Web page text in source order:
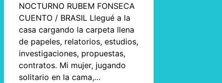
NOCTURNO RUBEM FONSECA
CUENTO / BRASIL Llegué a la
casa cargando la carpeta llena
de papeles, relatorios, estudios,
investigaciones, propuestas,
contratos. Mi mujer, jugando
solitario en la cama,…